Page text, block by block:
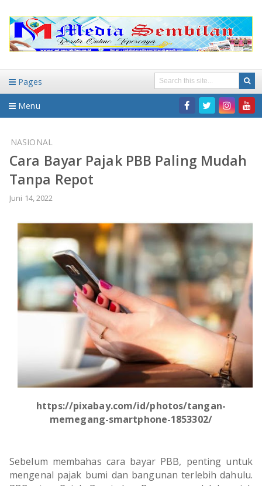
Pages
Menu
DAERAH
NASIONAL
BANDAR LAMPUNG
METRO
LAMPUNG TENGAH
LAMPUNG UTARA
LAMPUNG TIMUR
LAMPUNG BARAT
LAMPUNG SELATAN
TANGGAMUS
HUKUM-KRIMINAL
WISATA
OLAHRAGA
ADVETORIAL
NASIONAL
Cara Bayar Pajak PBB Paling Mudah
Tanpa Repot
Juni 14, 2022
https://pixabay.com/id/photos/tangan-
memegang-smartphone-1853302/
Sebelum membahas cara bayar PBB, penting untuk
mengenal pajak bumi dan bangunan terlebih dahulu.